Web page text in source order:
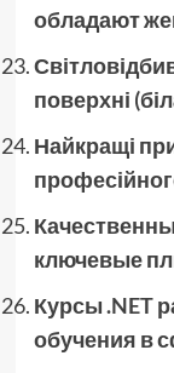
обладают
поверхні
Найкращі
ключевые
Курсы .NET
обучения в